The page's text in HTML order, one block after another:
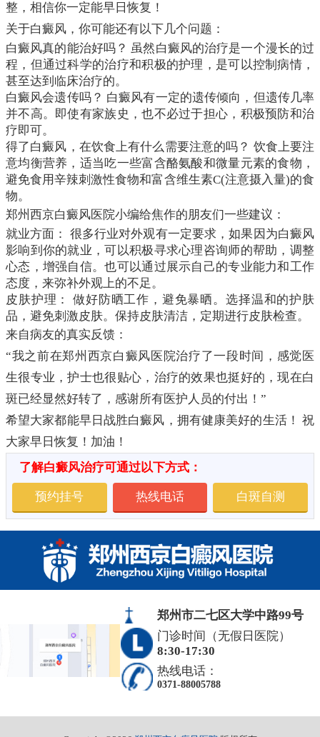
整，相信你一定能早日恢复！
关于白癜风，你可能还有以下几个问题：
白癜风真的能治好吗？ 虽然白癜风的治疗是一个漫长的过
程，但通过科学的治疗和积极的护理，是可以控制病情，
甚至达到临床治疗的。
白癜风会遗传吗？ 白癜风有一定的遗传倾向，但遗传几率
并不高。即使有家族史，也不必过于担心，积极预防和治
疗即可。
得了白癜风，在饮食上有什么需要注意的吗？ 饮食上要注
意均衡营养，适当吃一些富含酪氨酸和微量元素的食物，
避免食用辛辣刺激性食物和富含维生素C(注意摄入量)的食
物。
郑州西京白癜风医院小编给焦作的朋友们一些建议：
就业方面： 很多行业对外观有一定要求，如果因为白癜风
影响到你的就业，可以积极寻求心理咨询师的帮助，调整
心态，增强自信。也可以通过展示自己的专业能力和工作
态度，来弥补外观上的不足。
皮肤护理： 做好防晒工作，避免暴晒。选择温和的护肤
品，避免刺激皮肤。保持皮肤清洁，定期进行皮肤检查。
来自病友的真实反馈：
“我之前在郑州西京白癜风医院治疗了一段时间，感觉医
生很专业，护士也很贴心，治疗的效果也挺好的，现在白
斑已经显然好转了，感谢所有医护人员的付出！”
希望大家都能早日战胜白癜风，拥有健康美好的生活！ 祝
大家早日恢复！加油！
了解白癜风治疗可通过以下方式：
预约挂号 热线电话 白斑自测
郑州市二七区大学中路99号
门诊时间（无假日医院）
8:30-17:30
热线电话：
0371-88005788